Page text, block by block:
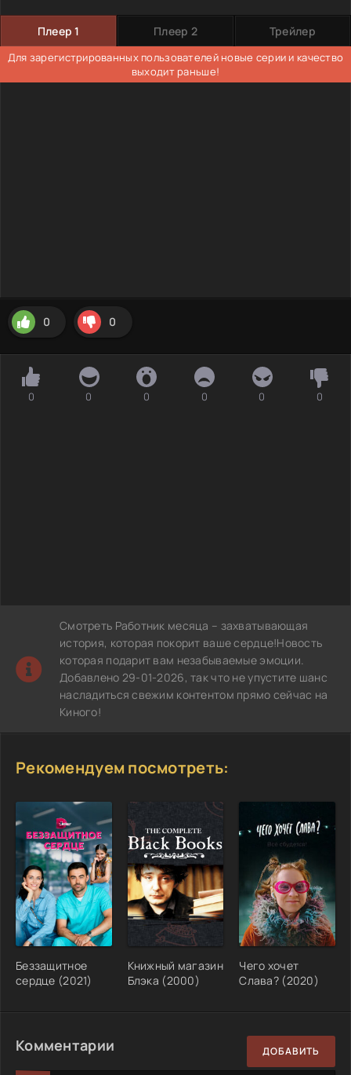
Плеер 1 Плеер 2 Трейлер
Для зарегистрированных пользователей новые серии и качество
выходит раньше!
0 0
0 0 0 0 0 0
Смотреть Работник месяца – захватывающая
история, которая покорит ваше сердце!Новость
которая подарит вам незабываемые эмоции.
Добавлено 29-01-2026, так что не упустите шанс
насладиться свежим контентом прямо сейчас на
Киного!
Рекомендуем посмотреть:
Беззащитное
сердце (2021)
Книжный магазин
Блэка (2000)
Чего хочет
Слава? (2020)
Комментарии ДОБАВИТЬ